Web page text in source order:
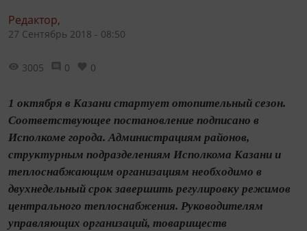
Редактор,
27 Сентябрь 2018 - 08:50
3005 0 0
1 октября в Казани стартует отопительный сезон.
Соответствующее постановление подписано в
Исполкоме города. Администрациям районов,
структурным подразделениям Исполкома Казани и
теплоснабжающим организациям необходимо в
двухнедельный срок завершить регулировку режимов
центрального теплоснабжения. Руководителям
управляющих организаций, товариществ